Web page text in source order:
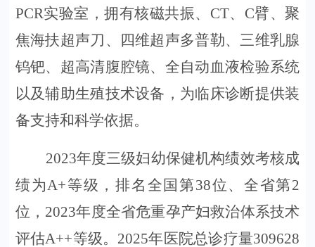
PCR实验室，拥有核磁共振、CT、C臂、聚
焦海扶超声刀、四维超声多普勒、三维乳腺
钨钯、超高清腹腔镜、全自动血液检验系统
以及辅助生殖技术设备，为临床诊断提供装
备支持和科学依据。
2023年度三级妇幼保健机构绩效考核成
绩为A+等级，排名全国第38位、全省第2
位，2023年度全省危重孕产妇救治体系技术
评估A++等级。 2025年医院总诊疗量309628